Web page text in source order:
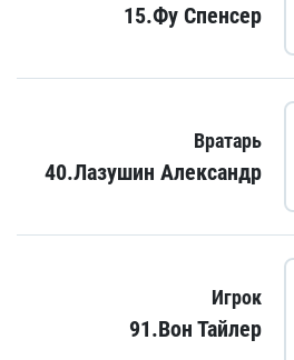
15.Фу Спенсер
Вратарь
40.Лазушин Александр
Игрок
91.Вон Тайлер